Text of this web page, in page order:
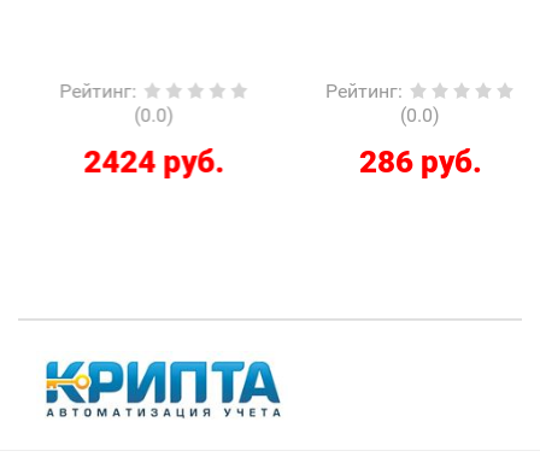
Рейтинг:
(0.0)
2424 руб.
Рейтинг:
(0.0)
286 руб.